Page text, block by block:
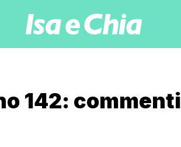
142: commenti